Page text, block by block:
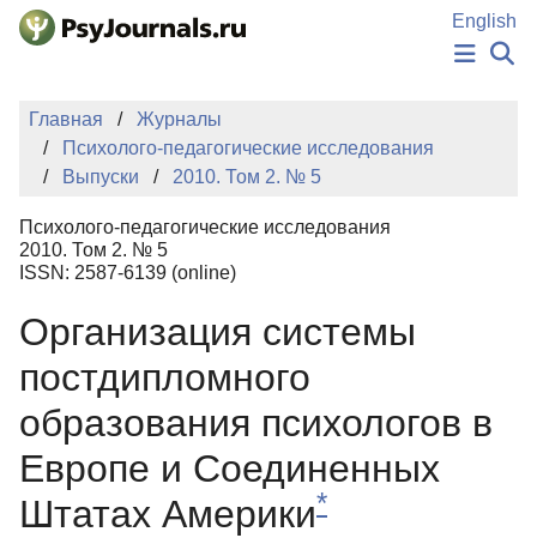
Перейти к основному содержанию
English
НОВОСТИ
АВТОРЫ
КЛЮЧЕВЫЕ СЛОВА
Регистрация
Главная
Журналы
Психолого-педагогические исследования
Выпуски
2010. Том 2. № 5
Психолого-педагогические исследования
2010. Том 2. № 5
ISSN: 2587-6139 (online)
Организация системы
постдипломного
образования психологов в
Европе и Соединенных
Штатах Америки*